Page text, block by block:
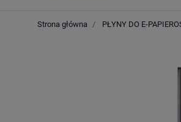
Strona główna PŁYNY DO E-